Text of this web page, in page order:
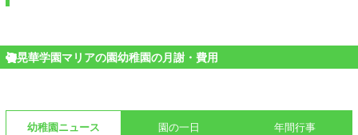
晃華学園マリアの園幼稚園の月謝・費用
幼稚園ニュース 園の一日 年間行事